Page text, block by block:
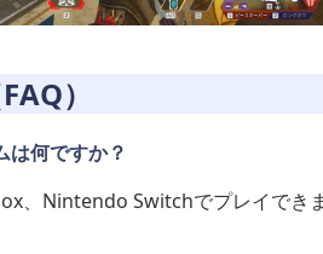
）
は何ですか？
、Nintendo Switchでプレイでき